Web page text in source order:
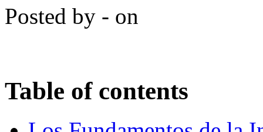
Posted by - on
Table of contents